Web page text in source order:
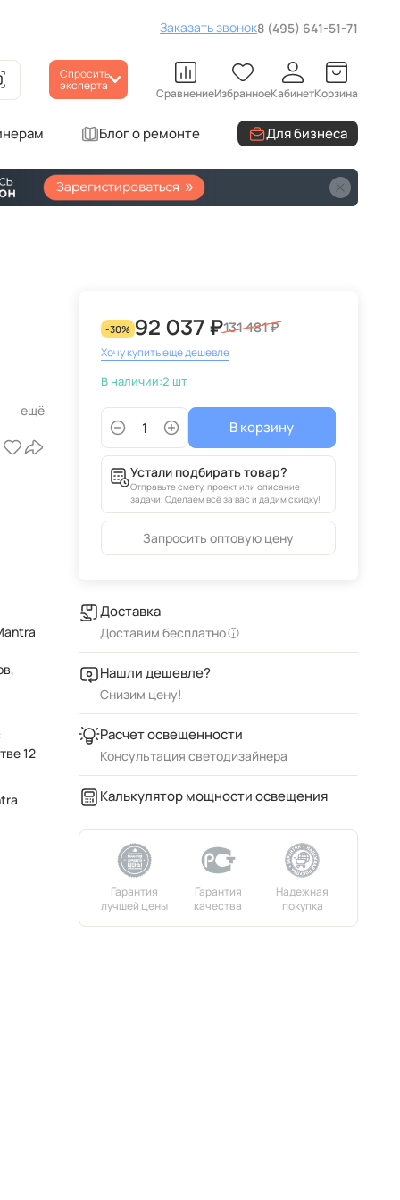
Заказать звонок8 (495) 641-51-71
Спросить
эксперта СравнениеИзбранноеКабинетКорзина
Блог о ремонте Для бизнеса
12
-30% 92 037 ₽131 481 ₽
Хочу купить еще дешевле
В наличии:2 шт
В корзину
Устали подбирать товар?
Отправьте смету, проект или описание
задачи. Сделаем всё за вас и дадим скидку!
Запросить оптовую цену
Доставка
Доставим бесплатно
Нашли дешевле?
Снизим цену!
Расчет освещенности
Консультация светодизайнера
Калькулятор мощности освещения